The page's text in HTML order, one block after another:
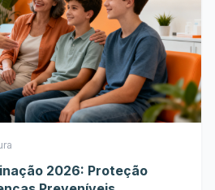
2026: Proteção